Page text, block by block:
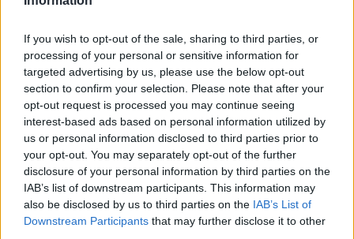
If you wish to opt-out of the sale, sharing to third parties, or
processing of your personal or sensitive information for
targeted advertising by us, please use the below opt-out
section to confirm your selection. Please note that after your
opt-out request is processed you may continue seeing
interest-based ads based on personal information utilized by
us or personal information disclosed to third parties prior to
your opt-out. You may separately opt-out of the further
disclosure of your personal information by third parties on the
IAB’s list of downstream participants. This information may
also be disclosed by us to third parties on the IAB’s List of
Downstream Participants that may further disclose it to other
Classic Mantra
Riepilogo stagione
Titolare 17 - 44
Entrato 11 - 28%
Squalificato 0 - 0%
Infortunato 0 - 0%